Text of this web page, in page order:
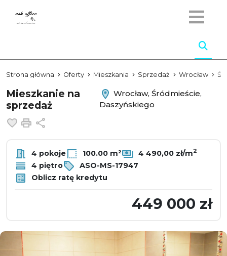
Strona główna Oferty Mieszkania Sprzedaż Wrocław
Mieszkanie na
sprzedaż
Wrocław, Śródmieście,
Daszyńskiego
Dodaj do ulubionych
Drukuj
4 pokoje 100.00 m² 4 490,00 zł/m2
4 piętro
ASO-MS-17947
Oblicz ratę kredytu
449 000 zł